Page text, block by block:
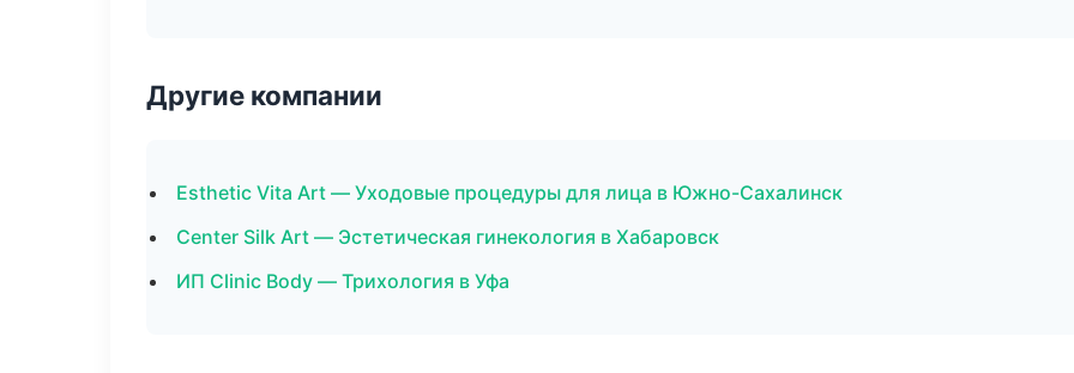
Другие компании
Esthetic Vita Art — Уходовые процедуры для лица в Южно-Сахалинск
Center Silk Art — Эстетическая гинекология в Хабаровск
ИП Clinic Body — Трихология в Уфа